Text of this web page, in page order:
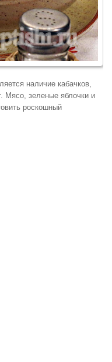
наличие кабачков,
Мясо, зеленые яблочки и
роскошный